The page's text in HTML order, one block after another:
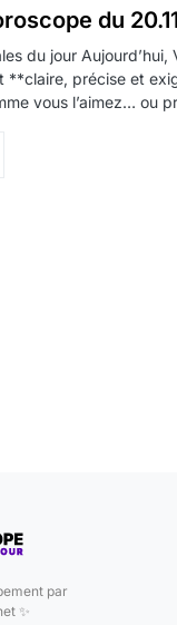
du
du jour Aujourd’hui,
**claire, précise et
vous l’aimez… ou
par
✨